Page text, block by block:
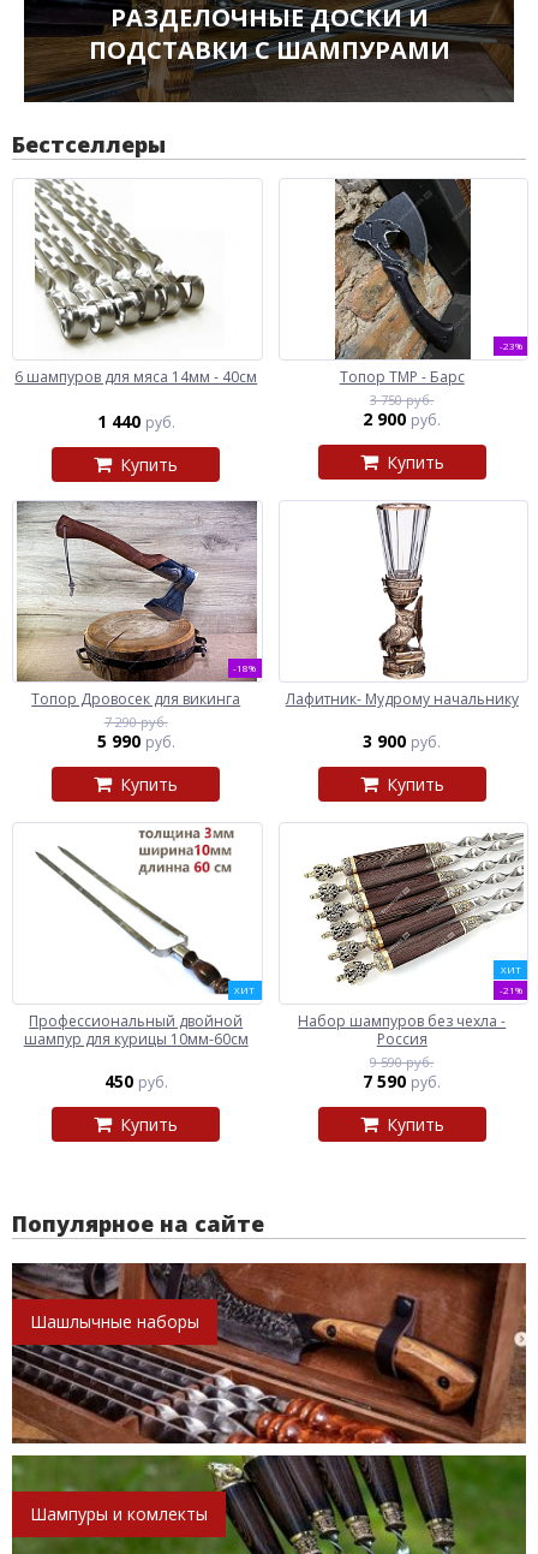
РАЗДЕЛОЧНЫЕ ДОСКИ И
ПОДСТАВКИ С ШАМПУРАМИ
Бестселлеры
6 шампуров для мяса 14мм - 40см
1 440 руб.
Купить
-23%
Топор ТМР - Барс
3 750 руб.
2 900 руб.
Купить
-18%
Топор Дровосек для викинга
7 290 руб.
5 990 руб.
Купить
Лафитник- Мудрому начальнику
3 900 руб.
Купить
ХИТ
Профессиональный двойной
шампур для курицы 10мм-60см
450 руб.
Купить
ХИТ
-21%
Набор шампуров без чехла -
Россия
9 590 руб.
7 590 руб.
Купить
Популярное на сайте
Шашлычные наборы
Шампуры и комлекты